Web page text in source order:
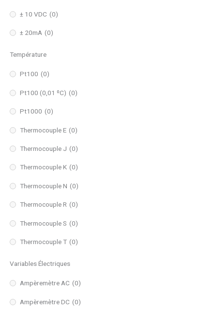
± 10 VDC (0)
± 20mA (0)
Température
Pt100 (0)
Pt100 (0,01 ºC) (0)
Pt1000 (0)
Thermocouple E (0)
Thermocouple J (0)
Thermocouple K (0)
Thermocouple N (0)
Thermocouple R (0)
Thermocouple S (0)
Thermocouple T (0)
Variables Électriques
Ampèremètre AC (0)
Ampèremètre DC (0)